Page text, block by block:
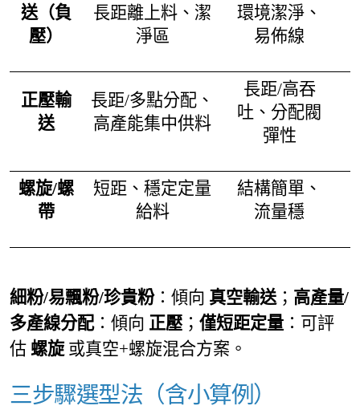
送（負
壓）
長距離上料、潔
淨區
環境潔淨、
易佈線
正壓輸
送
長距/多點分配、
高產能集中供料
長距/高吞
吐、分配閥
彈性
螺旋/螺
帶
短距、穩定定量
給料
結構簡單、
流量穩
細粉/易飄粉/珍貴粉：傾向 真空輸送 ； 高產量/
多產線分配：傾向 正壓 ； 僅短距定量 ：可評
估 螺旋 或真空+螺旋混合方案。
三步驟選型法（含小算例）